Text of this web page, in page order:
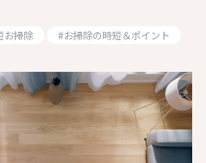
お掃除 #お掃除の時短＆ポイント